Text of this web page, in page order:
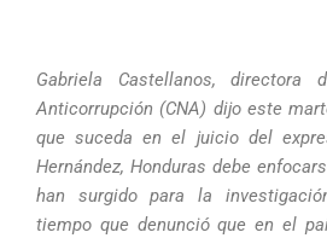
Gabriela Castellanos, directora
Anticorrupción (CNA) dijo este
que suceda en el juicio del
Hernández, Honduras debe
han surgido para la
tiempo que denunció que en el